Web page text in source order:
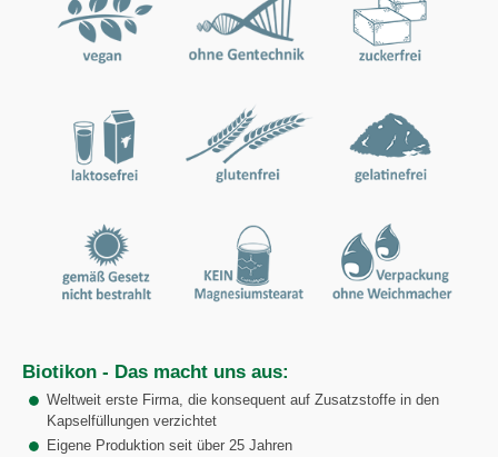
Biotikon - Das macht uns aus:
Weltweit erste Firma, die konsequent auf Zusatzstoffe in den
Kapselfüllungen verzichtet
Eigene Produktion seit über 25 Jahren